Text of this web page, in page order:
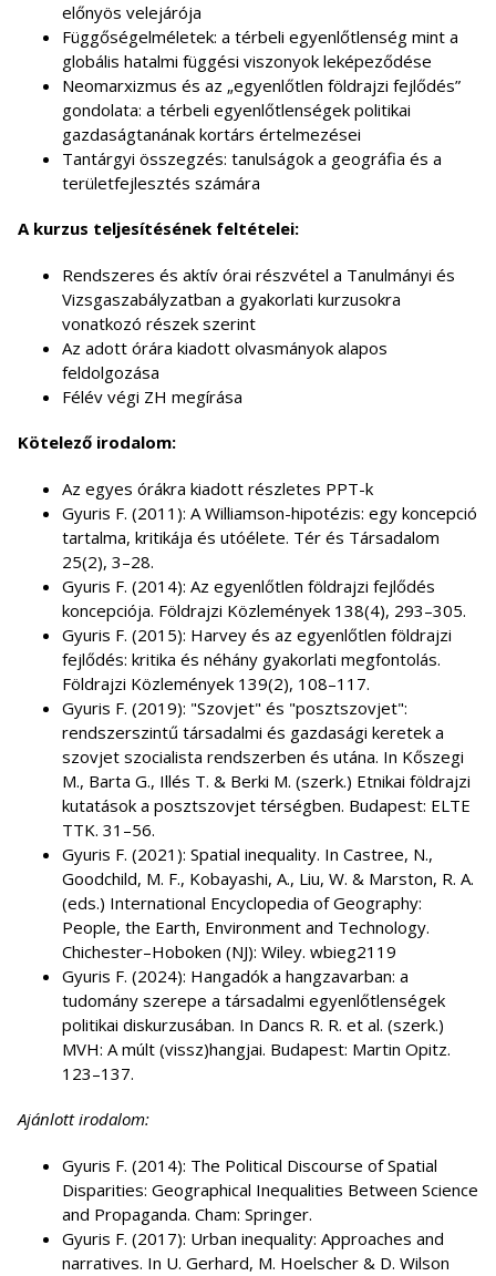
előnyös velejárója
Függőségelméletek: a térbeli egyenlőtlenség mint a
globális hatalmi függési viszonyok leképeződése
Neomarxizmus és az „egyenlőtlen földrajzi fejlődés”
gondolata: a térbeli egyenlőtlenségek politikai
gazdaságtanának kortárs értelmezései
Tantárgyi összegzés: tanulságok a geográfia és a
területfejlesztés számára
A kurzus teljesítésének feltételei:
Rendszeres és aktív órai részvétel a Tanulmányi és
Vizsgaszabályzatban a gyakorlati kurzusokra
vonatkozó részek szerint
Az adott órára kiadott olvasmányok alapos
feldolgozása
Félév végi ZH megírása
Kötelező irodalom:
Az egyes órákra kiadott részletes PPT-k
Gyuris F. (2011): A Williamson-hipotézis: egy koncepció
tartalma, kritikája és utóélete. Tér és Társadalom
25(2), 3–28.
Gyuris F. (2014): Az egyenlőtlen földrajzi fejlődés
koncepciója. Földrajzi Közlemények 138(4), 293–305.
Gyuris F. (2015): Harvey és az egyenlőtlen földrajzi
fejlődés: kritika és néhány gyakorlati megfontolás.
Földrajzi Közlemények 139(2), 108–117.
Gyuris F. (2019): "Szovjet" és "posztszovjet":
rendszerszintű társadalmi és gazdasági keretek a
szovjet szocialista rendszerben és utána. In Kőszegi
M., Barta G., Illés T. & Berki M. (szerk.) Etnikai földrajzi
kutatások a posztszovjet térségben. Budapest: ELTE
TTK. 31–56.
Gyuris F. (2021): Spatial inequality. In Castree, N.,
Goodchild, M. F., Kobayashi, A., Liu, W. & Marston, R. A.
(eds.) International Encyclopedia of Geography:
People, the Earth, Environment and Technology.
Chichester–Hoboken (NJ): Wiley. wbieg2119
Gyuris F. (2024): Hangadók a hangzavarban: a
tudomány szerepe a társadalmi egyenlőtlenségek
politikai diskurzusában. In Dancs R. R. et al. (szerk.)
MVH: A múlt (vissz)hangjai. Budapest: Martin Opitz.
123–137.
Ajánlott irodalom:
Gyuris F. (2014): The Political Discourse of Spatial
Disparities: Geographical Inequalities Between Science
and Propaganda. Cham: Springer.
Gyuris F. (2017): Urban inequality: Approaches and
narratives. In U. Gerhard, M. Hoelscher & D. Wilson